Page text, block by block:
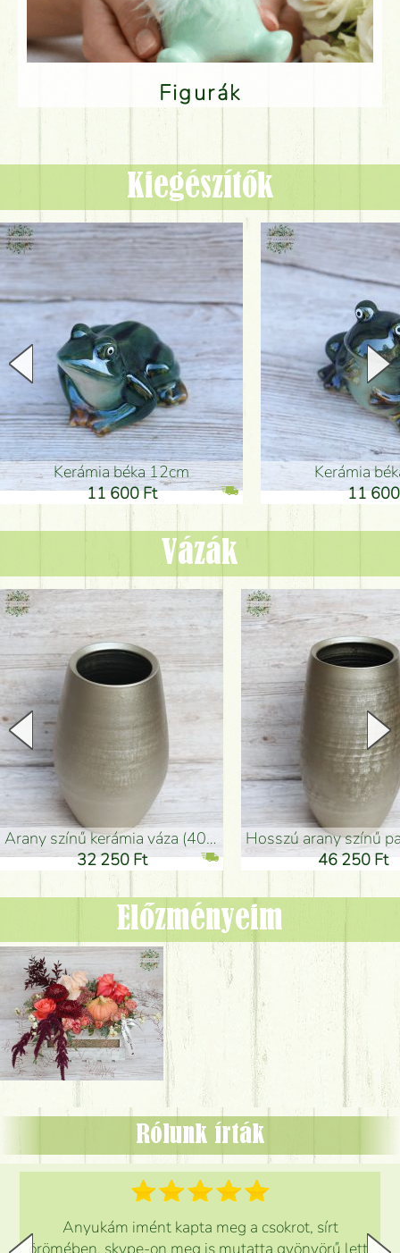
Figurák
Kiegészítők
Kerámia béka 12cm
11 600 Ft
Kerámia
11
Vázák
arany színű kerámia váza (40x26cm)
32 250 Ft
hosszú arany színű
46 250 Ft
Előzményeim
Rólunk írták
Anyukám imént kapta meg a csokrot, sírt
örömében, skype-on meg is mutatta gyönyörű lett.